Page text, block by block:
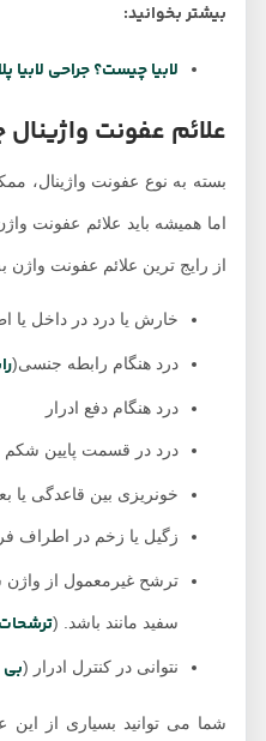
بیشتر بخوانید:
لابیا چیست؟ جراحی لابیا
علائم عفونت واژینال
بسته به نوع عفونت واژینال، ممکن
اما همیشه باید علائم عفونت واژن
از رایج ترین علائم عفونت واژن به
خارش یا درد در داخل یا
درد هنگام رابطه جنسی(رابطه
درد هنگام دفع ادرار
درد در قسمت پایین شکم
خونریزی بین قاعدگی یا بعد
زگیل یا زخم در اطراف فرج
ترشح غیرمعمول از واژن
سفید مانند باشد. (ترشحات واژن
نتوانی در کنترل ادرار (بی
شما می توانید بسیاری از این